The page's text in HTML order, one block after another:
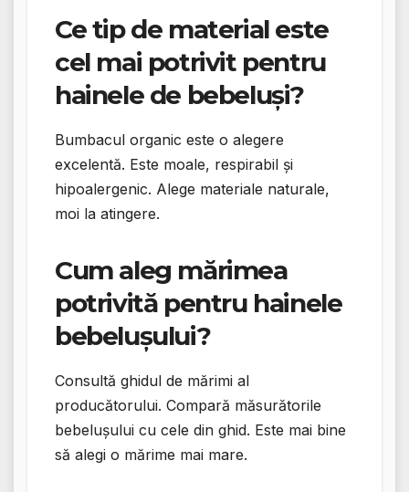
Ce tip de material este
cel mai potrivit pentru
hainele de bebeluși?
Bumbacul organic este o alegere
excelentă. Este moale, respirabil și
hipoalergenic. Alege materiale naturale,
moi la atingere.
Cum aleg mărimea
potrivită pentru hainele
bebelușului?
Consultă ghidul de mărimi al
producătorului. Compară măsurătorile
bebelușului cu cele din ghid. Este mai bine
să alegi o mărime mai mare.